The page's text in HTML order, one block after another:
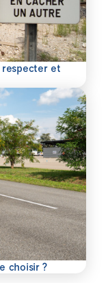
respecter et
choisir ?